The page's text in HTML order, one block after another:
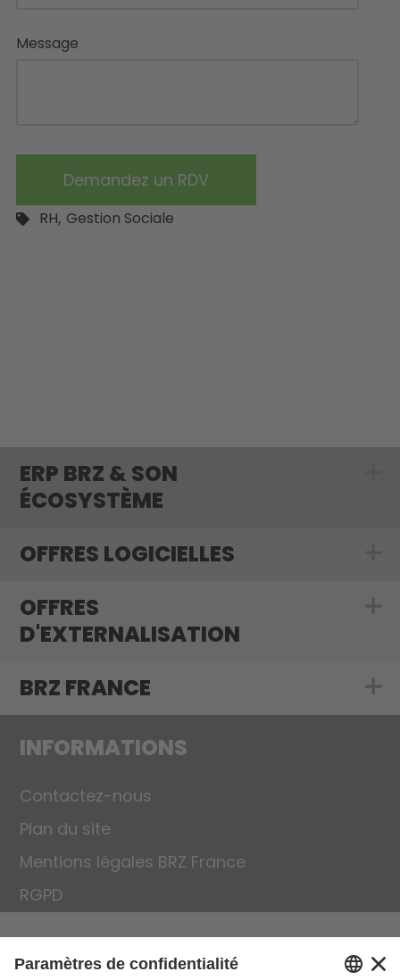
Message
RH, Gestion Sociale
ERP BRZ & SON
ÉCOSYSTÈME
OFFRES LOGICIELLES
OFFRES
D'EXTERNALISATION
Show
BRZ FRANCE Show
INFORMATIONS
Contactez-nous
Plan du site
Mentions légales BRZ France
RGPD